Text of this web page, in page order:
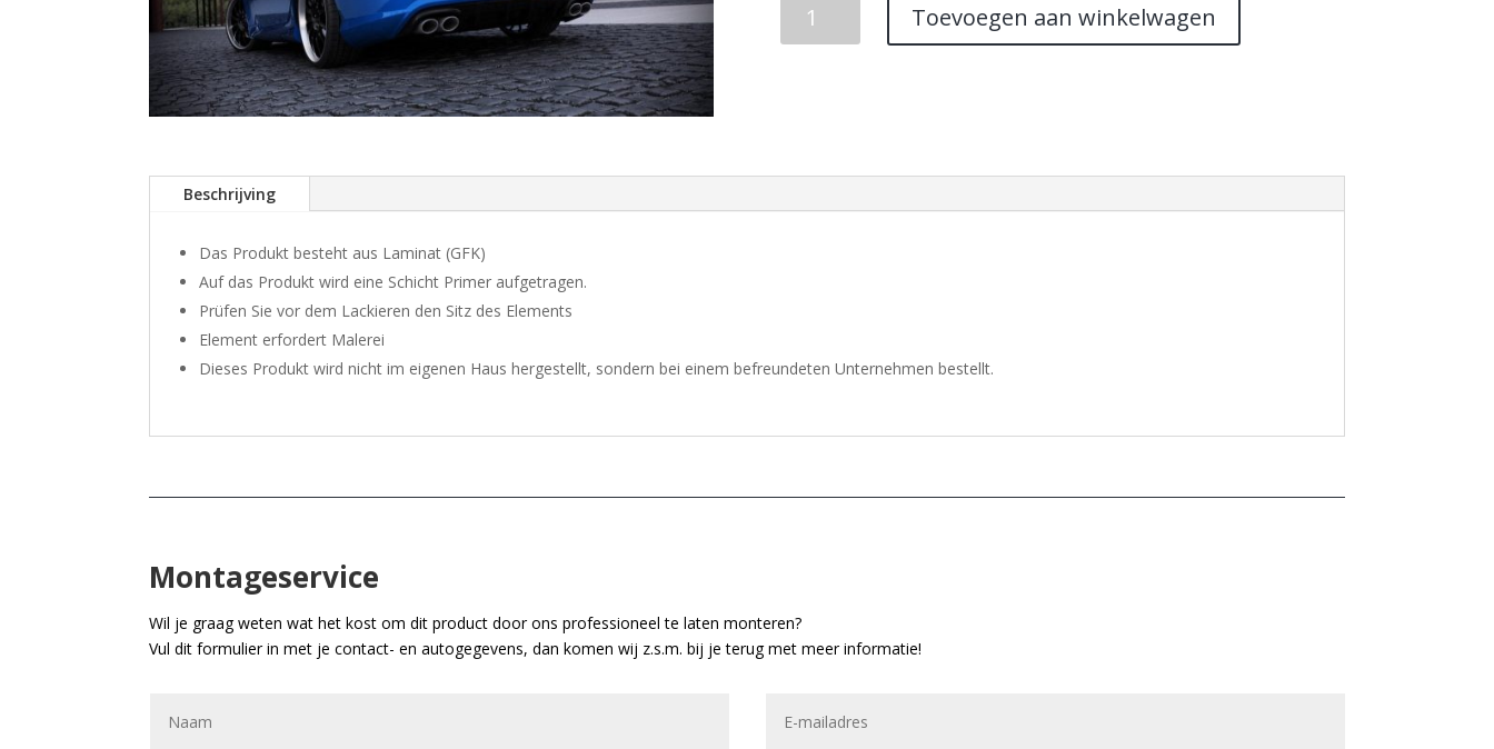
Bumper
AMG
Look)
Toevoegen aan winkelwagen
Beschrijving
Das Produkt besteht aus Laminat (GFK)
Auf das Produkt wird eine Schicht Primer aufgetragen.
Prüfen Sie vor dem Lackieren den Sitz des Elements
Element erfordert Malerei
Dieses Produkt wird nicht im eigenen Haus hergestellt, sondern bei einem befreundeten Unternehmen bestellt.
Montageservice
Wil je graag weten wat het kost om dit product door ons professioneel te laten monteren?
Vul dit formulier in met je contact- en autogegevens, dan komen wij z.s.m. bij je terug met meer informatie!